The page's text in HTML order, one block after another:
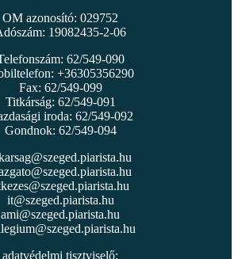
OM azonosító: 029752
19082435-2-06
62/549-090
+36305356290
Fax: 62/549-099
Titkárság: 62/549-091
iroda: 62/549-092
Gondnok: 62/549-094
it@szeged.piarista.hu
ami@szeged.piarista.hu
adatvédelmi tisztviselő: